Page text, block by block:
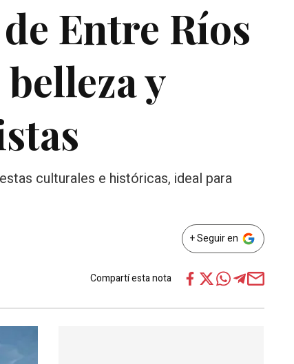
Entre Ríos
y
culturales e históricas, ideal para
+ Seguir en
Compartí esta nota